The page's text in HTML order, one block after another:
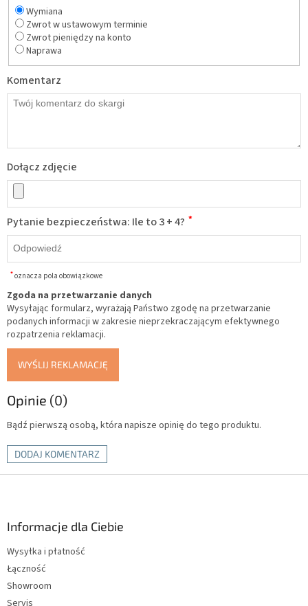
Wymiana
Zwrot w ustawowym terminie
Zwrot pieniędzy na konto
Naprawa
Komentarz
Dołącz zdjęcie
Pytanie bezpieczeństwa: Ile to 3 + 4? *
*oznacza pola obowiązkowe
Zgoda na przetwarzanie danych
Wysyłając formularz, wyrażają Państwo zgodę na przetwarzanie
podanych informacji w zakresie nieprzekraczającym efektywnego
rozpatrzenia reklamacji.
WYŚLIJ REKLAMACJĘ
Opinie (0)
Bądź pierwszą osobą, która napisze opinię do tego produktu.
DODAJ KOMENTARZ
Informacje dla Ciebie
Wysyłka i płatność
Łączność
Showroom
Servis